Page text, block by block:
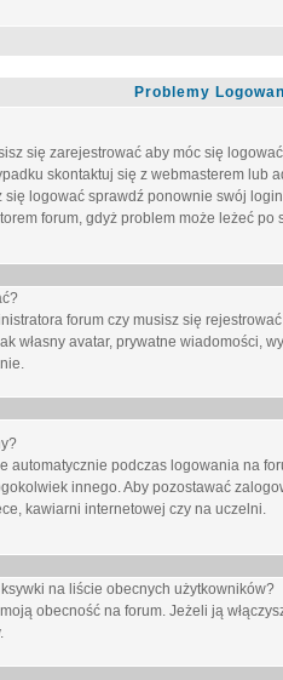
Problemy
się zarejestrować aby móc się
skontaktuj się z webmasterem lub
logować sprawdź ponownie swój
forum, gdyż problem może leżeć po
forum czy musisz się
własny avatar, prywatne wiadomości,
automatycznie podczas logowania na
innego. Aby pozostawać
kawiarni internetowej czy na uczelni.
na liście obecnych użytkowników?
obecność na forum. Jeżeli ją